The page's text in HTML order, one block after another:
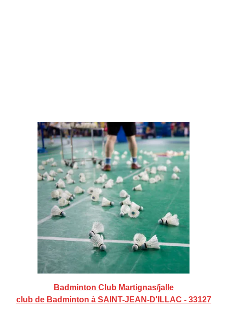
Badminton Club Martignas/jalle
club de Badminton à SAINT-JEAN-D'ILLAC - 33127